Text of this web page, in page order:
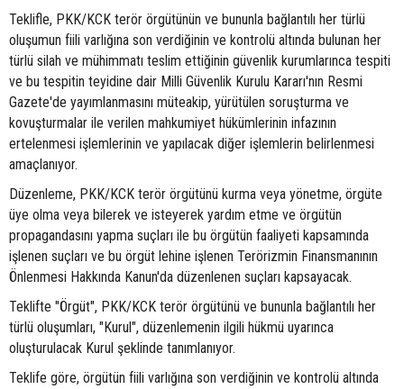
Teklifle, PKK/KCK terör örgütünün ve bununla bağlantılı her türlü
oluşumun fiili varlığına son verdiğinin ve kontrolü altında bulunan her
türlü silah ve mühimmatı teslim ettiğinin güvenlik kurumlarınca tespiti
ve bu tespitin teyidine dair Milli Güvenlik Kurulu Kararı'nın Resmi
Gazete'de yayımlanmasını müteakip, yürütülen soruşturma ve
kovuşturmalar ile verilen mahkumiyet hükümlerinin infazının
ertelenmesi işlemlerinin ve yapılacak diğer işlemlerin belirlenmesi
amaçlanıyor.
Düzenleme, PKK/KCK terör örgütünü kurma veya yönetme, örgüte
üye olma veya bilerek ve isteyerek yardım etme ve örgütün
propagandasını yapma suçları ile bu örgütün faaliyeti kapsamında
işlenen suçları ve bu örgüt lehine işlenen Terörizmin Finansmanının
Önlenmesi Hakkında Kanun'da düzenlenen suçları kapsayacak.
Teklifte "Örgüt", PKK/KCK terör örgütünü ve bununla bağlantılı her
türlü oluşumları, "Kurul", düzenlemenin ilgili hükmü uyarınca
oluşturulacak Kurul şeklinde tanımlanıyor.
Teklife göre, örgütün fiili varlığına son verdiğinin ve kontrolü altında